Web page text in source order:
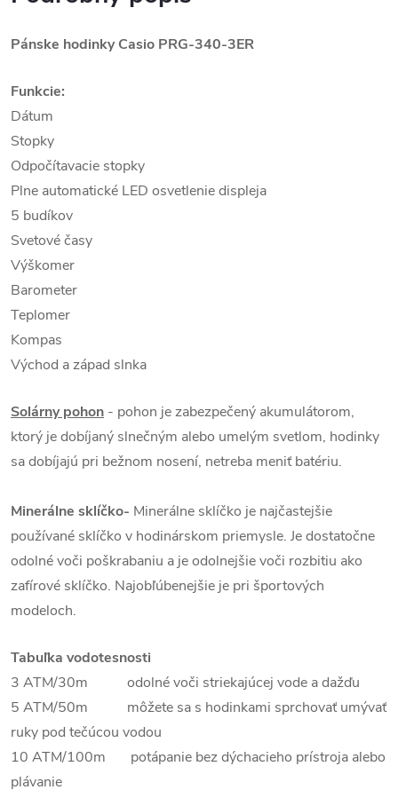
Pánske hodinky Casio PRG-340-3ER
Funkcie:
Dátum
Stopky
Odpočítavacie stopky
Plne automatické LED osvetlenie displeja
5 budíkov
Svetové časy
Výškomer
Barometer
Teplomer
Kompas
Východ a západ slnka
Solárny pohon - pohon je zabezpečený akumulátorom,
ktorý je dobíjaný slnečným alebo umelým svetlom, hodinky
sa dobíjajú pri bežnom nosení, netreba meniť batériu.
Minerálne sklíčko- Minerálne sklíčko je najčastejšie
používané sklíčko v hodinárskom priemysle. Je dostatočne
odolné voči poškrabaniu a je odolnejšie voči rozbitiu ako
zafírové sklíčko. Najobľúbenejšie je pri športových
modeloch.
Tabuľka vodotesnosti
3 ATM/30m odolné voči striekajúcej vode a dažďu
5 ATM/50m môžete sa s hodinkami sprchovať umývať
ruky pod tečúcou vodou
10 ATM/100m potápanie bez dýchacieho prístroja alebo
plávanie